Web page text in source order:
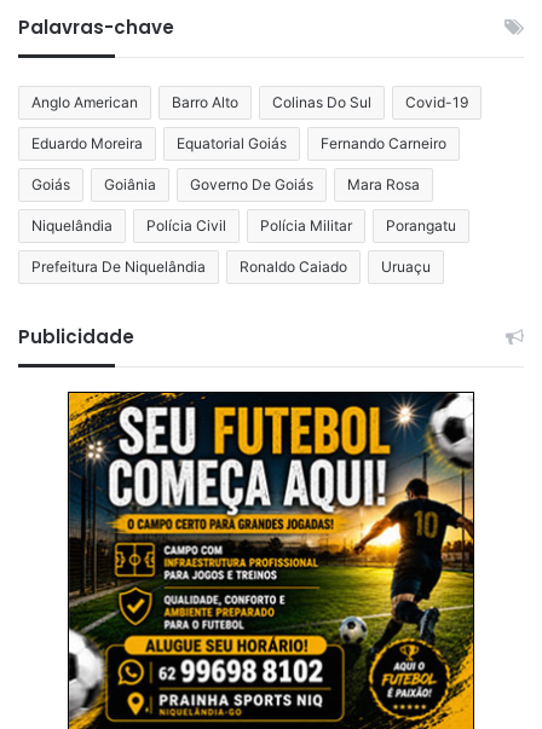
Palavras-chave
Anglo American Barro Alto Colinas Do Sul Covid-19
Eduardo Moreira Equatorial Goiás Fernando Carneiro
Goiás Goiânia Governo De Goiás Mara Rosa
Niquelândia Polícia Civil Polícia Militar Porangatu
Prefeitura De Niquelândia Ronaldo Caiado Uruaçu
Publicidade